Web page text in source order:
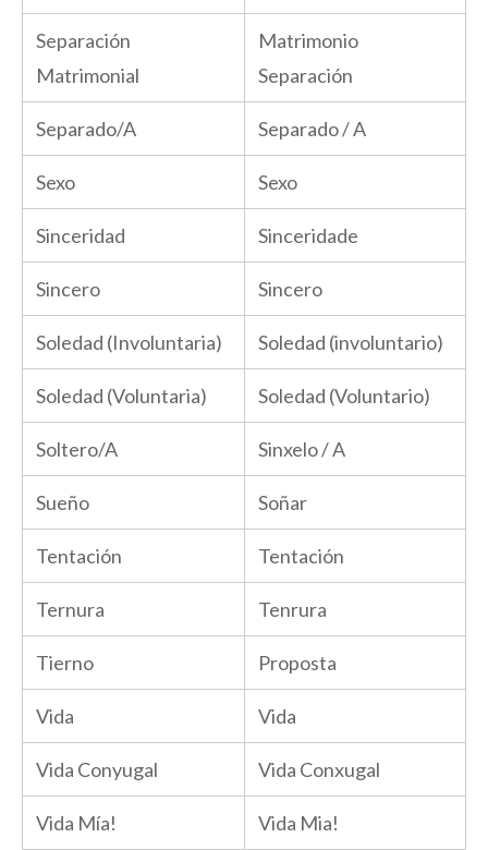
Separación
Matrimonial
Matrimonio
Separación
Separado/A Separado / A
Sexo Sexo
Sinceridad Sinceridade
Sincero Sincero
Soledad (Involuntaria) Soledad (involuntario)
Soledad (Voluntaria) Soledad (Voluntario)
Soltero/A Sinxelo / A
Sueño Soñar
Tentación Tentación
Ternura Tenrura
Tierno Proposta
Vida Vida
Vida Conyugal Vida Conxugal
Vida Mía! Vida Mia!